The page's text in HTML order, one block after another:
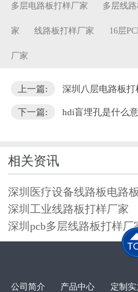
多层电路板打样厂家 多层线
家 线路板打样厂家 16层
厂家
上一篇: 深圳八层电路板打
下一篇: hdi盲埋孔是什么
相关资讯
深圳医疗设备线路板电路
深圳工业线路板打样厂家
深圳pcb多层线路板打样厂
公司简介 产品中心 定制实